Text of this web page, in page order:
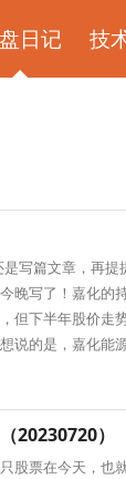
日记 技
写篇文章，再
晚写了！嘉化的
但下半年股价走
说的是，嘉化能
20230720）
股票在今天，也